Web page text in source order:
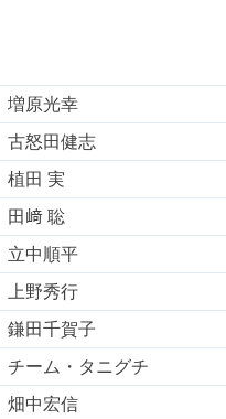
増原光幸
古怒田健志
植田 実
田﨑 聡
立中順平
上野秀行
鎌田千賀子
チーム・タニグチ
畑中宏信